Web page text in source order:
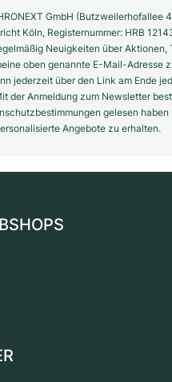
GmbH (Butzweilerhofallee
Köln, Registernummer: HRB
Neuigkeiten über Aktionen,
oben genannte E-Mail-Adresse
jederzeit über den Link am Ende
der Anmeldung zum Newsletter
gelesen haben
Angebote zu erhalten.